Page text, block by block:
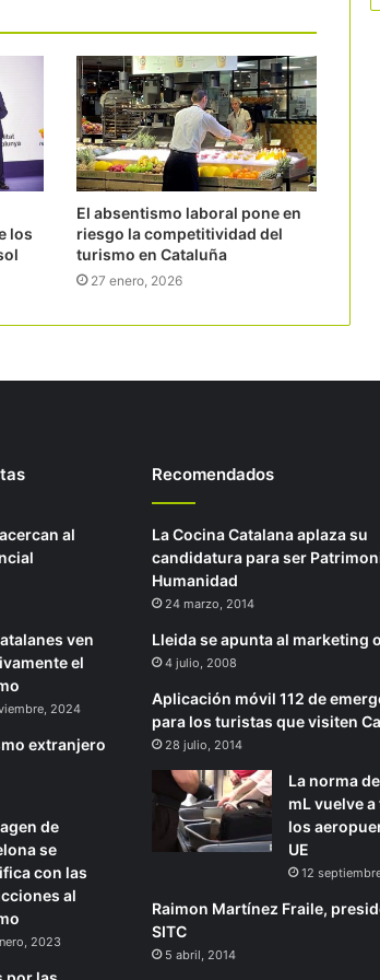
los
El absentismo laboral pone en
riesgo la competitividad del
turismo en Cataluña
27 enero, 2026
al
ven
el
2024
extranjero
de
se
con las
al
2023
Recomendados
La Cocina Catalana aplaza su
candidatura para ser
Humanidad
24 marzo, 2014
Lleida se apunta al marketing
4 julio, 2008
Aplicación móvil 112 de
para los turistas que visiten
28 julio, 2014
La norma
mL vuelve
los
UE
12
Raimon Martínez Fraile,
SITC
5 abril, 2014